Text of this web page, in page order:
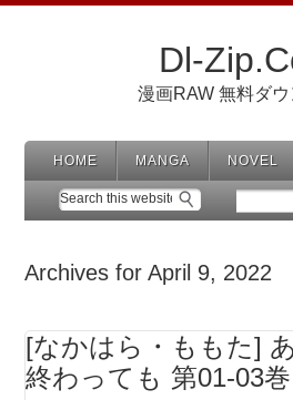
Dl-
漫画RAW 無料ダウ
HOME MANGA NOVEL
Archives for April 9, 2022
[なかはら・ももた]
終わっても 第01-03巻